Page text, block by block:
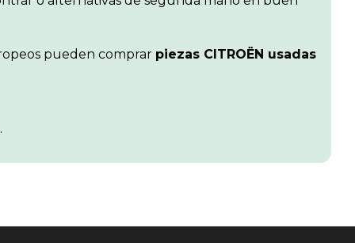
pueden comprar piezas CITROËN usadas